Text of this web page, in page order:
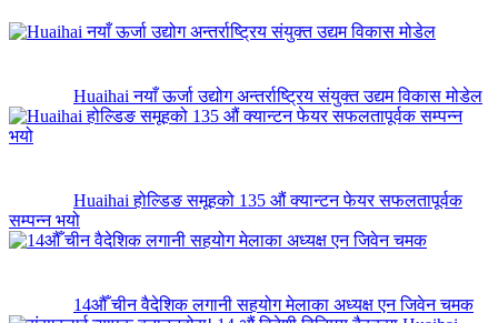
Huaihai नयाँ ऊर्जा उद्योग अन्तर्राष्ट्रिय संयुक्त उद्यम विकास मोडेल
Huaihai होल्डिङ समूहको 135 औं क्यान्टन फेयर सफलतापूर्वक
सम्पन्न भयो
14औँ चीन वैदेशिक लगानी सहयोग मेलाका अध्यक्ष एन जिवेन चमक